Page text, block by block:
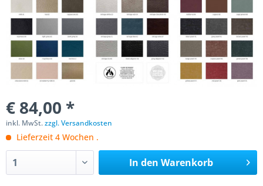
€ 84,00 *
inkl. MwSt.zzgl. Versandkosten
Lieferzeit 4 Wochen .
In den Warenkorb